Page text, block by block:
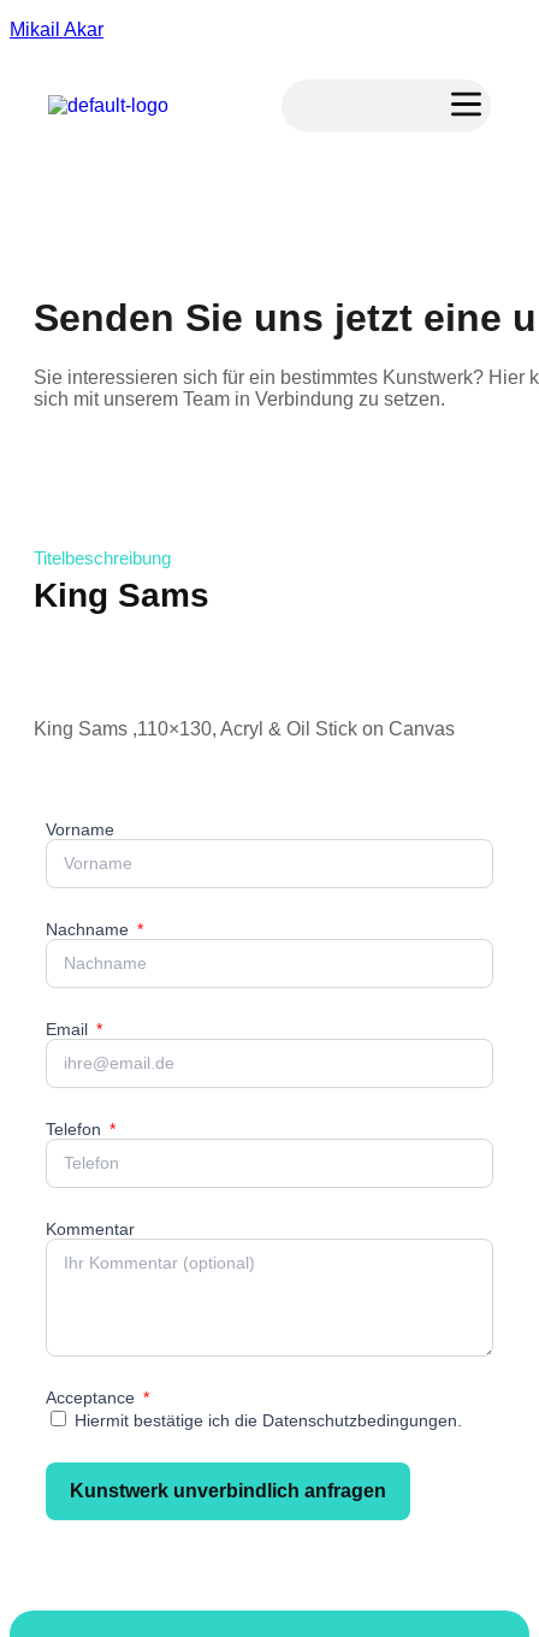
Mikail Akar
Senden Sie uns jetzt eine
Sie interessieren sich für ein bestimmtes Kunstwerk?
sich mit unserem Team in Verbindung zu setzen.
Titelbeschreibung
King Sams
King Sams ,110×130, Acryl & Oil Stick on Canvas
Vorname
Nachname
Email
Telefon
Kommentar
Acceptance
Hiermit bestätige ich die Datenschutzbedingungen.
Kunstwerk unverbindlich anfragen